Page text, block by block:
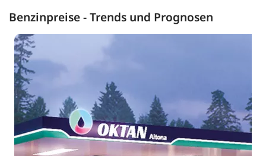
Benzinpreise - Trends und Prognosen